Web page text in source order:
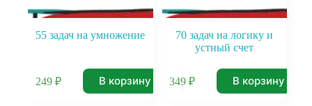
55 задач на умножение
249 ₽ В корзину
70 задач на логику и
устный счет
349₽ В корзину